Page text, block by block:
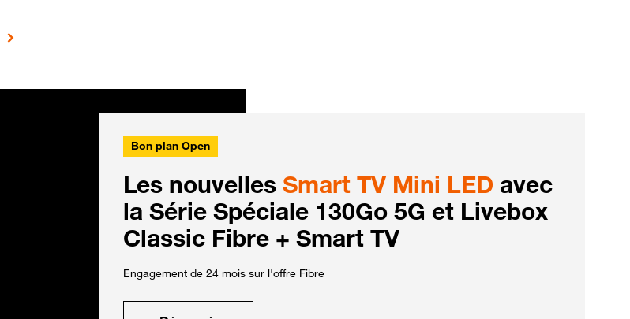
Bon plan Open
Les nouvelles Smart TV Mini LED avec
la Série Spéciale 130Go 5G et Livebox
Classic Fibre + Smart TV
Engagement de 24 mois sur l'offre Fibre